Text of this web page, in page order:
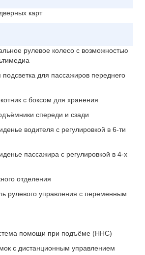
карт
рулевое колесо с возможностью
для пассажиров переднего
с боксом для хранения
спереди и сзади
водителя с регулировкой в 6-ти
пассажира с регулировкой в 4-х
отделения
рулевого управления с переменным
помощи при подъёме (HHC)
с дистанционным управлением